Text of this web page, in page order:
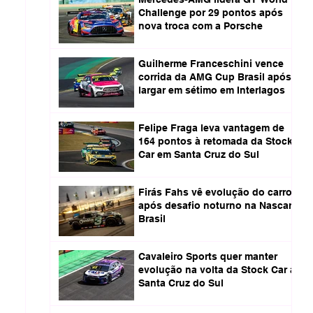
Challenge por 29 pontos após
nova troca com a Porsche
Guilherme Franceschini vence
corrida da AMG Cup Brasil após
largar em sétimo em Interlagos
Felipe Fraga leva vantagem de
164 pontos à retomada da Stock
Car em Santa Cruz do Sul
Firás Fahs vê evolução do carro
após desafio noturno na Nascar
Brasil
Cavaleiro Sports quer manter
evolução na volta da Stock Car a
Santa Cruz do Sul